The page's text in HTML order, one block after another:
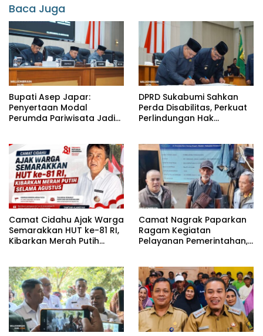
Baca Juga
Bupati Asep Japar:
Penyertaan Modal
Perumda Pariwisata Jadi
DPRD Sukabumi Sahkan
Perda Disabilitas, Perkuat
Perlindungan Hak
Camat Cidahu Ajak Warga
Semarakkan HUT ke-81 RI,
Kibarkan Merah Putih
Camat Nagrak Paparkan
Ragam Kegiatan
Pelayanan Pemerintahan,